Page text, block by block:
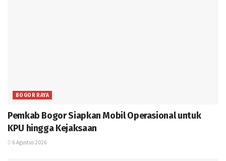
BOGOR RAYA
Pemkab Bogor Siapkan Mobil Operasional untuk
KPU hingga Kejaksaan
6 Agustus 2026